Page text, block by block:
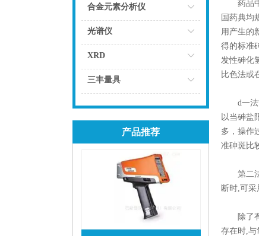
合金元素分析仪
光谱仪
XRD
三丰量具
产品推荐
药品中
国药典均
用产生的
得的标准
发性砷化
比色法或
d一法古
以当砷盐
多，操作
准砷斑比
第二法
断时,可采
除了有
存在时,与